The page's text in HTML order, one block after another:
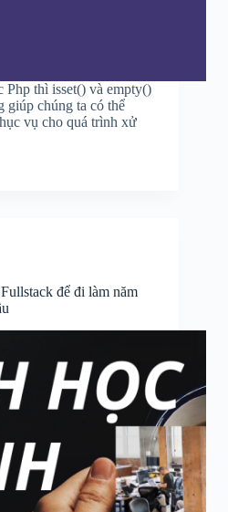
Php thì isset() và empty()
giúp chúng ta có thể
vụ cho quá trình xử
để đi làm năm